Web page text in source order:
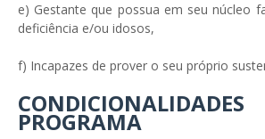
e) Gestante que possua em seu núcleo
deficiência e/ou idosos,
f) Incapazes de prover o seu próprio
PROGRAMA